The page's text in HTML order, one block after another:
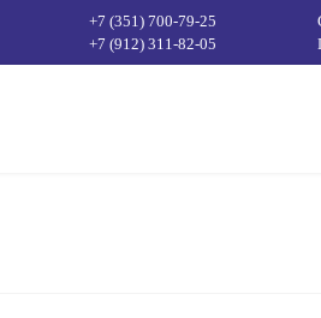
+7 (351) 700-79-25
+7 (912) 311-82-05